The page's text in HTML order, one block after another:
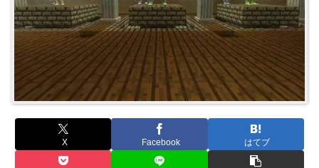
X Facebook はてブ